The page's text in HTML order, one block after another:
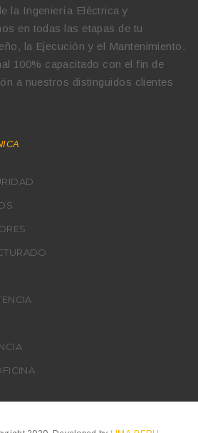
la Ingeniería Eléctrica y
en todas las etapas de tu
la Ejecución y el Mantenimiento.
100% capacitado con el fin de
a nuestros distinguidos clientes